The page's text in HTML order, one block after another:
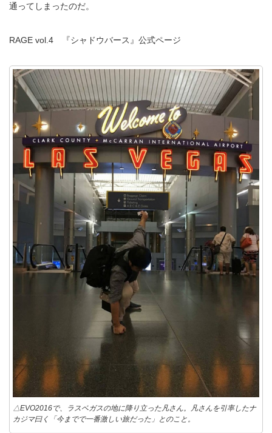
通ってしまったのだ。
RAGE vol.4 『シャドウバース』公式ページ
△EVO2016で、ラスベガスの地に降り立った凡さん。凡さんを引率したナ
カジマ曰く「今までで一番激しい旅だった」とのこと。